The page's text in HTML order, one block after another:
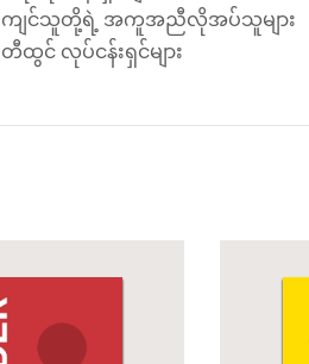
ျင်သူတို့ရဲ့ အကူအညီလိုအပ်သူများ
င် လုပ်ငန်းရှင်များ